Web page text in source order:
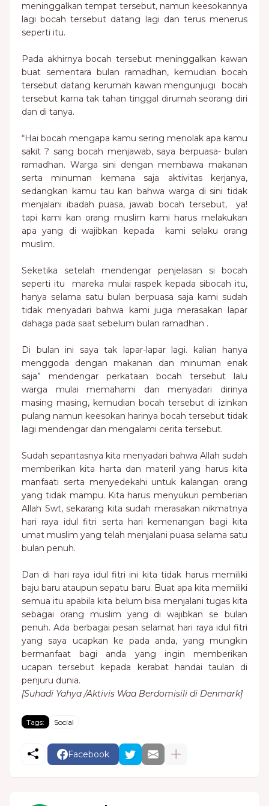
meninggalkan tempat tersebut, namun keesokannya
lagi bocah tersebut datang lagi dan terus menerus
seperti itu.
Pada akhirnya bocah tersebut meninggalkan kawan
buat sementara bulan ramadhan, kemudian bocah
tersebut datang kerumah kawan mengunjugi bocah
tersebut karna tak tahan tinggal dirumah seorang diri
dan di tanya.
“Hai bocah mengapa kamu sering menolak apa kamu
sakit ? sang bocah menjawab, saya berpuasa- bulan
ramadhan. Warga sini dengan membawa makanan
serta minuman kemana saja aktivitas kerjanya,
sedangkan kamu tau kan bahwa warga di sini tidak
menjalani ibadah puasa, jawab bocah tersebut, ya!
tapi kami kan orang muslim kami harus melakukan
apa yang di wajibkan kepada kami selaku orang
muslim.
Seketika setelah mendengar penjelasan si bocah
seperti itu mareka mulai raspek kepada sibocah itu,
hanya selama satu bulan berpuasa saja kami sudah
tidak menyadari bahwa kami juga merasakan lapar
dahaga pada saat sebelum bulan ramadhan .
Di bulan ini saya tak lapar-lapar lagi. kalian hanya
menggoda dengan makanan dan minuman enak
saja” mendengar perkataan bocah tersebut lalu
warga mulai memahami dan menyadari dirinya
masing masing, kemudian bocah tersebut di izinkan
pulang namun keesokan harinya bocah tersebut tidak
lagi mendengar dan mengalami cerita tersebut.
Sudah sepantasnya kita menyadari bahwa Allah sudah
memberikan kita harta dan materil yang harus kita
manfaati serta menyedekahi untuk kalangan orang
yang tidak mampu. Kita harus menyukuri pemberian
Allah Swt, sekarang kita sudah merasakan nikmatnya
hari raya idul fitri serta hari kemenangan bagi kita
umat muslim yang telah menjalani puasa selama satu
bulan penuh.
Dan di hari raya idul fitri ini kita tidak harus memiliki
baju baru ataupun sepatu baru. Buat apa kita memiliki
semua itu apabila kita belum bisa menjalani tugas kita
sebagai orang muslim yang di wajibkan se bulan
penuh. Ada berbagai pesan selamat hari raya idul fitri
yang saya ucapkan ke pada anda, yang mungkin
bermanfaat bagi anda yang ingin memberikan
ucapan tersebut kepada kerabat handai taulan di
penjuru dunia.
[Suhadi Yahya /Aktivis Waa Berdomisili di Denmark]
Tags: Social
Facebook